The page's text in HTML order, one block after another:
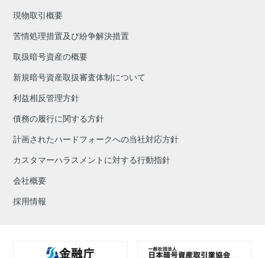
現物取引概要
苦情処理措置及び紛争解決措置
取扱暗号資産の概要
新規暗号資産取扱審査体制について
利益相反管理方針
債務の履行に関する方針
計画されたハードフォークへの当社対応方針
カスタマーハラスメントに対する行動指針
会社概要
採用情報